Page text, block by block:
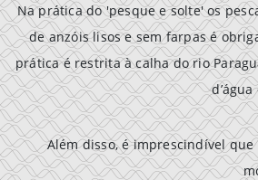
Na prática do 'pesque e solte' os
de anzóis lisos e sem farpas é
prática é restrita à calha do rio
Além disso, é imprescindível